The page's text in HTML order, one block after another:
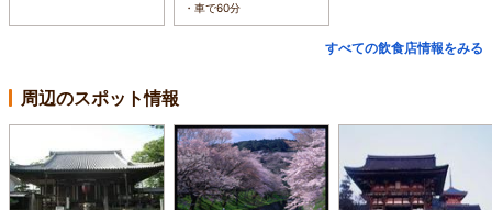
・車で60分
すべての飲食店情報をみる
周辺のスポット情報